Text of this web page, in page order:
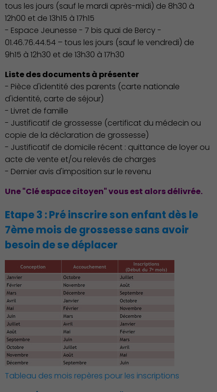
Famille
Action Sociale Solidarité
tous les jours (sauf le mardi après-midi) de 8h30 à
12h00 et de 13h15 à 17h15
- Espace Jeunesse - 7 bis quai de Bercy -
01.46.76.44.54 – tous les jours (sauf le vendredi) de
9h15 à 12h30 et de 13h30 à 17h30
Liste des documents à présenter
- Pièce d'identité des parents (carte nationale
d'identité, carte de séjour)
- Livret de famille
- Justificatif de grossesse (certificat du médecin ou
copie de la déclaration de grossesse)
- Justificatif de domicile récent : quittance de loyer ou
acte de vente et/ou relevés de charges
- Dernier avis d'imposition sur le revenu
Une "Clé espace citoyen" vous est alors délivrée.
Etape 3 : Pré inscrire son enfant dès le
7ème mois de grossesse sans avoir
besoin de se déplacer
Tableau des mois repères pour les inscriptions